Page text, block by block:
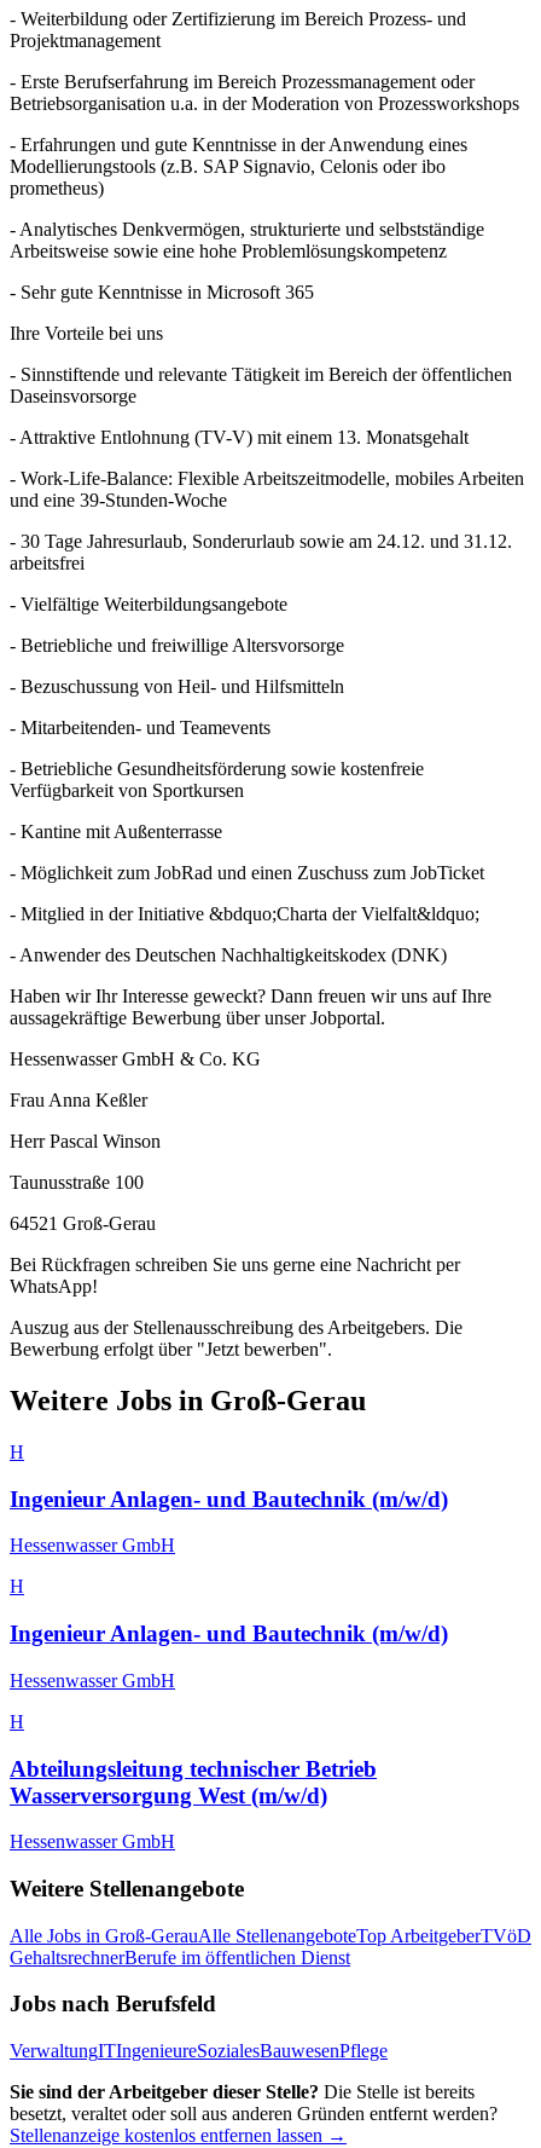
- Weiterbildung oder Zertifizierung im Bereich Prozess- und
Projektmanagement
- Erste Berufserfahrung im Bereich Prozessmanagement oder
Betriebsorganisation u.a. in der Moderation von Prozessworkshops
- Erfahrungen und gute Kenntnisse in der Anwendung eines
Modellierungstools (z.B. SAP Signavio, Celonis oder ibo
prometheus)
- Analytisches Denkvermögen, strukturierte und selbstständige
Arbeitsweise sowie eine hohe Problemlösungskompetenz
- Sehr gute Kenntnisse in Microsoft 365
Ihre Vorteile bei uns
- Sinnstiftende und relevante Tätigkeit im Bereich der öffentlichen
Daseinsvorsorge
- Attraktive Entlohnung (TV-V) mit einem 13. Monatsgehalt
- Work-Life-Balance: Flexible Arbeitszeitmodelle, mobiles Arbeiten
und eine 39-Stunden-Woche
- 30 Tage Jahresurlaub, Sonderurlaub sowie am 24.12. und 31.12.
arbeitsfrei
- Vielfältige Weiterbildungsangebote
- Betriebliche und freiwillige Altersvorsorge
- Bezuschussung von Heil- und Hilfsmitteln
- Mitarbeitenden- und Teamevents
- Betriebliche Gesundheitsförderung sowie kostenfreie
Verfügbarkeit von Sportkursen
- Kantine mit Außenterrasse
- Möglichkeit zum JobRad und einen Zuschuss zum JobTicket
- Mitglied in der Initiative &bdquo;Charta der Vielfalt&ldquo;
- Anwender des Deutschen Nachhaltigkeitskodex (DNK)
Haben wir Ihr Interesse geweckt? Dann freuen wir uns auf Ihre
aussagekräftige Bewerbung über unser Jobportal.
Hessenwasser GmbH & Co. KG
Frau Anna Keßler
Herr Pascal Winson
Taunusstraße 100
64521 Groß-Gerau
Bei Rückfragen schreiben Sie uns gerne eine Nachricht per
WhatsApp!
Auszug aus der Stellenausschreibung des Arbeitgebers. Die
Bewerbung erfolgt über "Jetzt bewerben".
Weitere Jobs in Groß-Gerau
H
Ingenieur Anlagen- und Bautechnik (m/w/d)
Hessenwasser GmbH
H
Ingenieur Anlagen- und Bautechnik (m/w/d)
Hessenwasser GmbH
H
Abteilungsleitung technischer Betrieb
Wasserversorgung West (m/w/d)
Hessenwasser GmbH
Weitere Stellenangebote
Alle Jobs in Groß-GerauAlle StellenangeboteTop ArbeitgeberTVöD
GehaltsrechnerBerufe im öffentlichen Dienst
Jobs nach Berufsfeld
VerwaltungITIngenieureSozialesBauwesenPflege
Sie sind der Arbeitgeber dieser Stelle? Die Stelle ist bereits
besetzt, veraltet oder soll aus anderen Gründen entfernt werden?
Stellenanzeige kostenlos entfernen lassen →